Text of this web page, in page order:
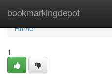
bookmarkingdepot
Home
Home
1